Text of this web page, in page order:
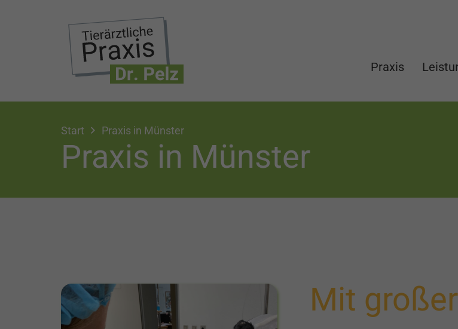
Praxis
Start Praxis in Münster
Praxis in Münster
Mit großer